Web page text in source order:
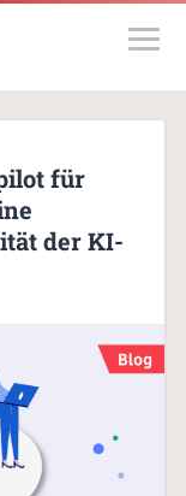
für
der KI-